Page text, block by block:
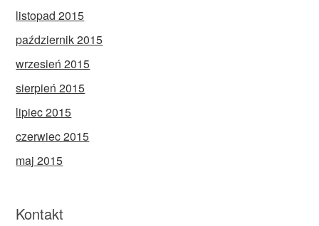
listopad 2015
październik 2015
wrzesień 2015
sierpień 2015
lipiec 2015
czerwiec 2015
maj 2015
Kontakt